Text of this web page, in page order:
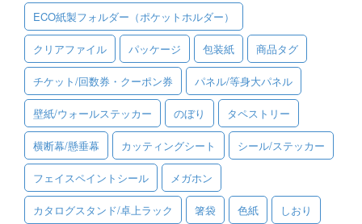
ご注文方法について
キャンセルについて
FAQ（よくあるご質問）
資料をダウンロード
ご利用規約
お見積り・お問合せ
ECO紙製フォルダー（ポケットホルダー）
クリアファイル パッケージ 包装紙 商品タグ
チケット/回数券・クーポン券 パネル/等身大パネル
壁紙/ウォールステッカー のぼり タペストリー
横断幕/懸垂幕 カッティングシート シール/ステッカー
フェイスペイントシール メガホン
カタログスタンド/卓上ラック 箸袋 色紙 しおり